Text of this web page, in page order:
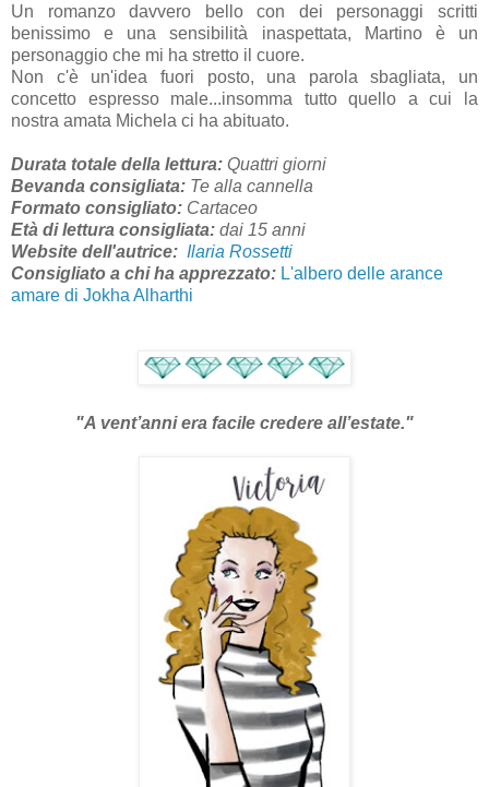
Un romanzo davvero bello con dei personaggi scritti
benissimo e una sensibilità inaspettata, Martino è un
personaggio che mi ha stretto il cuore.
Non c'è un'idea fuori posto, una parola sbagliata, un
concetto espresso male...insomma tutto quello a cui la
nostra amata Michela ci ha abituato.
Durata totale della lettura: Quattri giorni
Bevanda consigliata: Te alla cannella
Formato consigliato: Cartaceo
Età di lettura consigliata: dai 15 anni
Website dell'autrice: Ilaria Rossetti
Consigliato a chi ha apprezzato: L'albero delle arance
amare di Jokha Alharthi
"A vent’anni era facile credere all’estate."